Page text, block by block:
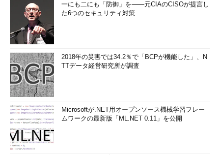
一にも二にも「防御」を――元CIAのCISOが提言し
た6つのセキュリティ対策
2018年の災害では34.2％で「BCPが機能した」、N
TTデータ経営研究所が調査
Microsoftが.NET用オープンソース機械学習フレー
ムワークの最新版「ML.NET 0.11」を公開